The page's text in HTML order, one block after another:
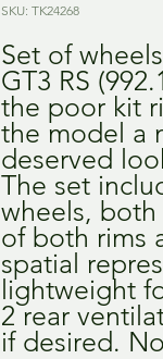
SKU: TK24268
Set of
GT3 RS
the poor kit
the model a
deserved
The set
wheels,
of both rims
spatial
lightweight
2 rear
if desired.